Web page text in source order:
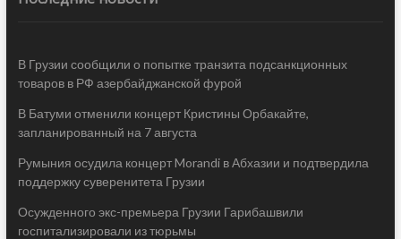
В Грузии сообщили о попытке транзита подсанкционных
товаров в РФ азербайджанской фурой
В Батуми отменили концерт Кристины Орбакайте,
запланированный на 7 августа
Румыния осудила концерт Morandi в Абхазии и подтвердила
поддержку суверенитета Грузии
Осужденного экс-премьера Грузии Гарибашвили
госпитализировали из тюрьмы